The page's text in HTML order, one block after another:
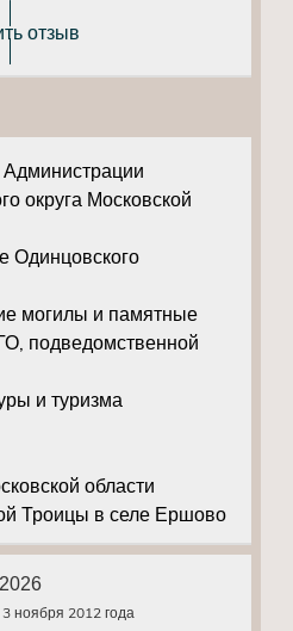
отзыв
Администрации
округа Московской
Одинцовского
могилы и памятные
подведомственной
и туризма
области
Троицы в селе Ершово
ноября 2012 года